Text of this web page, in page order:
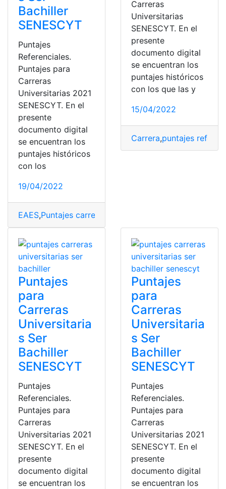
Bachiller
SENESCYT
Puntajes
Referenciales.
Puntajes para
Carreras
Universitarias 2021
SENESCYT. En el
presente
documento digital
se encuentran los
puntajes históricos
con los
19/04/2022
EAES,Puntajes carreras
Carreras
Universitarias
SENESCYT. En el
presente
documento digital
se encuentran los
puntajes históricos
con los que las y
15/04/2022
Carrera,puntajes
Puntajes
para
Carreras
Universitaria
s Ser
Bachiller
SENESCYT
Puntajes
Referenciales.
Puntajes para
Carreras
Universitarias 2021
SENESCYT. En el
presente
documento digital
se encuentran los
Puntajes
para
Carreras
Universitaria
s Ser
Bachiller
SENESCYT
Puntajes
Referenciales.
Puntajes para
Carreras
Universitarias 2021
SENESCYT. En el
presente
documento digital
se encuentran los